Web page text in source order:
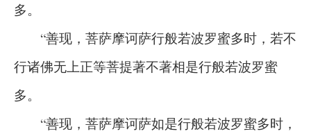
多。
“善现，菩萨摩诃萨行般若波罗蜜多时，若不
行诸佛无上正等菩提著不著相是行般若波罗蜜
多。
“善现，菩萨摩诃萨如是行般若波罗蜜多时，